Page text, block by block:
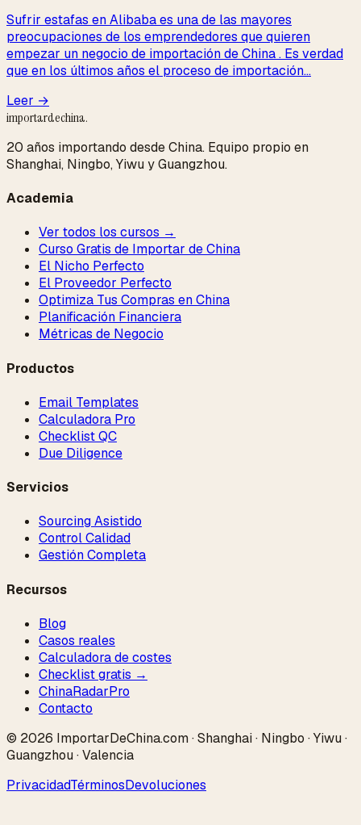
Sufrir estafas en Alibaba es una de las mayores
preocupaciones de los emprendedores que quieren
empezar un negocio de importación de China . Es verdad
que en los últimos años el proceso de importación...
Leer →
importardechina.
20 años importando desde China. Equipo propio en
Shanghai, Ningbo, Yiwu y Guangzhou.
Academia
Ver todos los cursos →
Curso Gratis de Importar de China
El Nicho Perfecto
El Proveedor Perfecto
Optimiza Tus Compras en China
Planificación Financiera
Métricas de Negocio
Productos
Email Templates
Calculadora Pro
Checklist QC
Due Diligence
Servicios
Sourcing Asistido
Control Calidad
Gestión Completa
Recursos
Blog
Casos reales
Calculadora de costes
Checklist gratis →
ChinaRadarPro
Contacto
© 2026 ImportarDeChina.com · Shanghai · Ningbo · Yiwu ·
Guangzhou · Valencia
PrivacidadTérminosDevoluciones